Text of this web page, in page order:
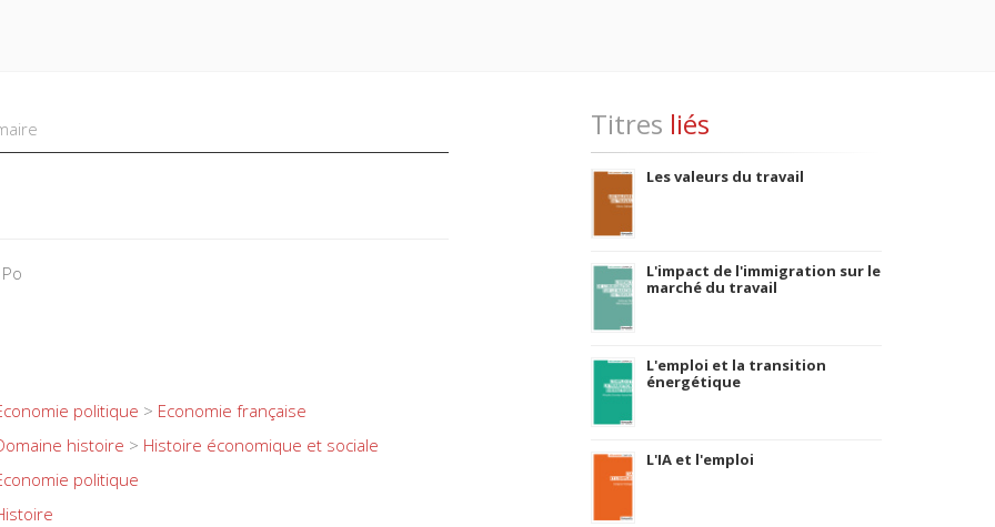
politique > Economie française
histoire > Histoire économique et sociale
politique
Titres liés
Les valeurs du travail
L'impact de l'immigration sur le
marché du travail
L'emploi et la transition
énergétique
L'IA et l'emploi